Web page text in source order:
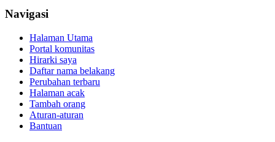
Navigasi
Halaman Utama
Portal komunitas
Hirarki saya
Daftar nama belakang
Perubahan terbaru
Halaman acak
Tambah orang
Aturan-aturan
Bantuan